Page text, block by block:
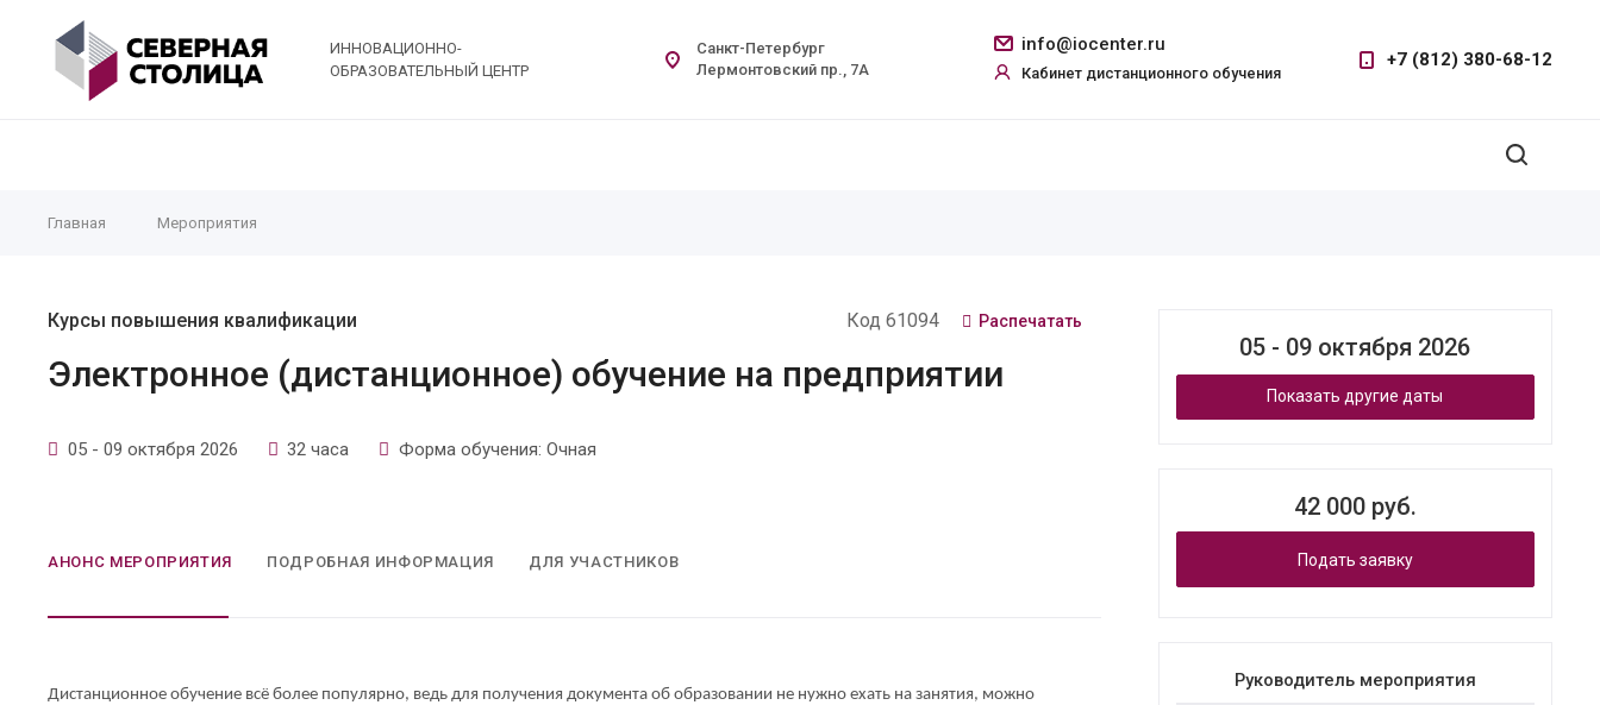
ИННОВАЦИОННО-
ОБРАЗОВАТЕЛЬНЫЙ ЦЕНТР
info@iocenter.ru
Кабинет дистанционного обучения
+7 (812) 380-68-12
Санкт-Петербург
Лермонтовский пр., 7А
Главная Мероприятия
Курсы повышения квалификации Код 61094 Распечатать
Электронное (дистанционное) обучение на предприятии
05 - 09 октября 2026 32 часа Форма обучения: Очная
АНОНС МЕРОПРИЯТИЯ ПОДРОБНАЯ ИНФОРМАЦИЯ ДЛЯ УЧАСТНИКОВ
Дистанционное обучение всё более популярно, ведь для получения документа об образовании не нужно ехать на занятия, можно
05 - 09 октября 2026
Показать другие даты
42 000 руб.
Подать заявку
Руководитель мероприятия